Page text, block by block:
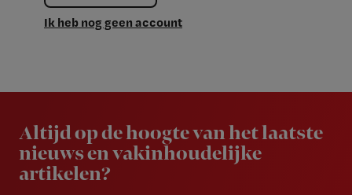
Ik heb nog geen account
Altijd op de hoogte van het laatste
nieuws en vakinhoudelijke
artikelen?